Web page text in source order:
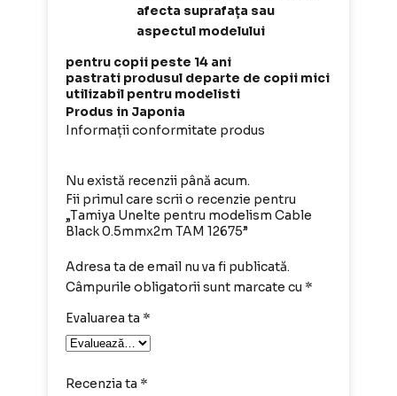
afecta suprafața sau
aspectul modelului
pentru copii peste 14 ani
pastrati produsul departe de copii mici
utilizabil pentru modelisti
Produs in Japonia
Informații conformitate produs
Nu există recenzii până acum.
Fii primul care scrii o recenzie pentru
„Tamiya Unelte pentru modelism Cable
Black 0.5mmx2m TAM 12675”
Adresa ta de email nu va fi publicată.
Câmpurile obligatorii sunt marcate cu *
Evaluarea ta *
Recenzia ta *